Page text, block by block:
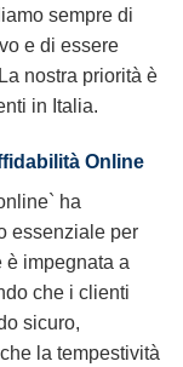
sempre di
e di essere
nostra priorità è
in Italia.
Online
ha
essenziale per
è impegnata a
che i clienti
sicuro,
la tempestività